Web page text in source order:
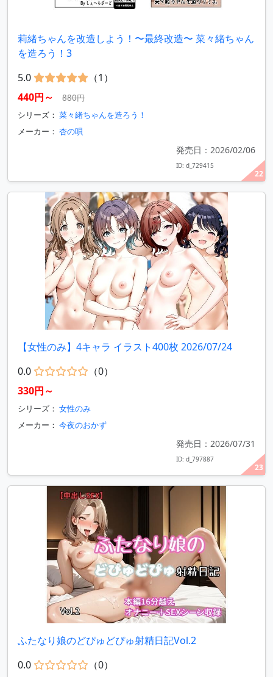
22
莉緒ちゃんを改造しよう！〜最終改造〜 菜々緒ちゃん
を造ろう！3
5.0
（1）
440円～
880円
シリーズ： 菜々緒ちゃんを造ろう！
メーカー： 杏の唄
発売日：2026/02/06
ID: d_729415
23
【女性のみ】4キャラ イラスト400枚 2026/07/24
0.0
（0）
330円～
シリーズ： 女性のみ
メーカー： 今夜のおかず
発売日：2026/07/31
ID: d_797887
ふたなり娘のどぴゅどぴゅ射精日記Vol.2
0.0
（0）